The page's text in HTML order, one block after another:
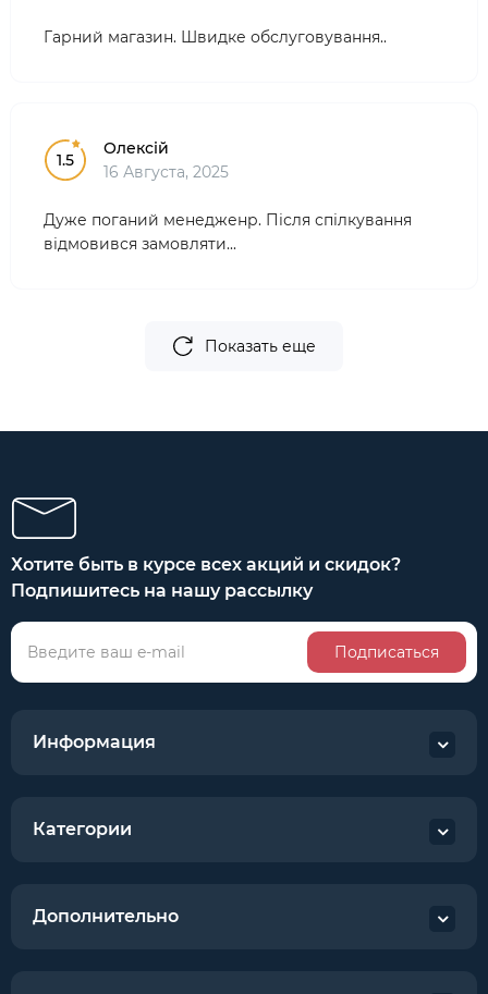
Гарний магазин. Швидке обслуговування..
1.5
Олексій
16 Августа, 2025
Дуже поганий менедженр. Після спілкування
відмовився замовляти...
Показать еще
Хотите быть в курсе всех акций и скидок?
Подпишитесь на нашу рассылку
Подписаться
Информация
Категории
Дополнительно